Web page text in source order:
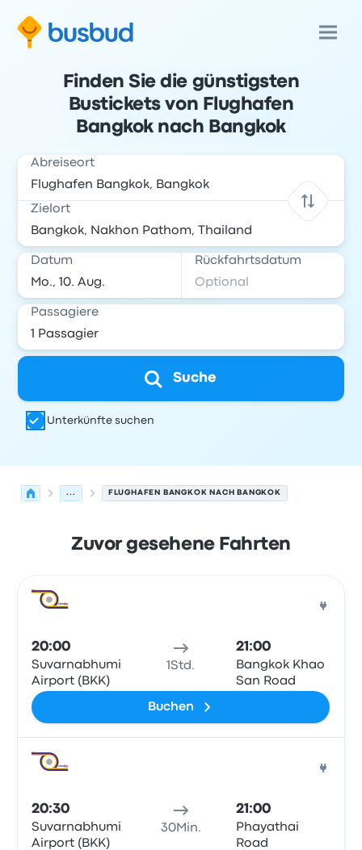
Finden Sie die günstigsten
Bustickets von Flughafen
Bangkok nach Bangkok
Abreiseort
Zielort
Datum Rückfahrtsdatum
Passagiere
Suche
Unterkünfte suchen
... FLUGHAFEN BANGKOK NACH BANGKOK
Zuvor gesehene Fahrten
20:00
Suvarnabhumi
Airport (BKK)
1Std.
21:00
Bangkok Khao
San Road
Buchen
20:30
Suvarnabhumi
Airport (BKK)
30Min.
21:00
Phayathai
Road